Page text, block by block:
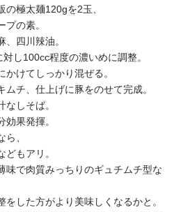
極太麺120gを2玉、
の素。
四川辣油。
し100cc程度の濃いめに調整。
けてしっかり混ぜる。
チ、仕上げに豚をのせて完成。
しそば。
果発揮。
、
もアリ。
味で肉質みっちりのギュチムチ型な
した方がより美味しくなるかと。